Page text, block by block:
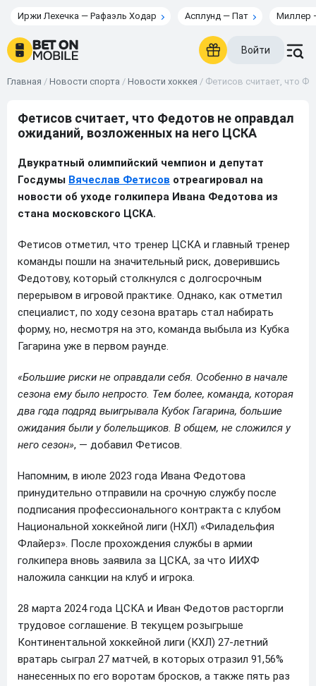
Иржи Лехечка — Рафаэль Ходар Асплунд — Пат Миллер
Войти
Главная / Новости спорта / Новости хоккея / Фетисов считает, что
Фетисов считает, что Федотов не оправдал
ожиданий, возложенных на него ЦСКА
Двукратный олимпийский чемпион и депутат
Госдумы Вячеслав Фетисов отреагировал на
новости об уходе голкипера Ивана Федотова из
стана московского ЦСКА.
Фетисов отметил, что тренер ЦСКА и главный тренер
команды пошли на значительный риск, доверившись
Федотову, который столкнулся с долгосрочным
перерывом в игровой практике. Однако, как отметил
специалист, по ходу сезона вратарь стал набирать
форму, но, несмотря на это, команда выбыла из Кубка
Гагарина уже в первом раунде.
«Большие риски не оправдали себя. Особенно в начале
сезона ему было непросто. Тем более, команда, которая
два года подряд выигрывала Кубок Гагарина, большие
ожидания были у болельщиков. В общем, не сложился у
него сезон», — добавил Фетисов.
Напомним, в июле 2023 года Ивана Федотова
принудительно отправили на срочную службу после
подписания профессионального контракта с клубом
Национальной хоккейной лиги (НХЛ) «Филадельфия
Флайерз». После прохождения службы в армии
голкипера вновь заявила за ЦСКА, за что ИИХФ
наложила санкции на клуб и игрока.
28 марта 2024 года ЦСКА и Иван Федотов расторгли
трудовое соглашение. В текущем розыгрыше
Континентальной хоккейной лиги (КХЛ) 27-летний
вратарь сыграл 27 матчей, в которых отразил 91,56%
нанесенных по его воротам бросков, а также пять раз